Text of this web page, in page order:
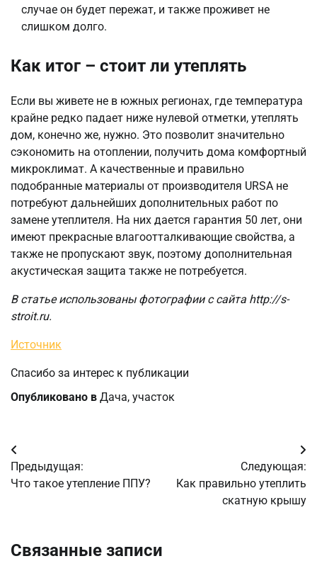
случае он будет пережат, и также проживет не
слишком долго.
Как итог – стоит ли утеплять
Если вы живете не в южных регионах, где температура
крайне редко падает ниже нулевой отметки, утеплять
дом, конечно же, нужно. Это позволит значительно
сэкономить на отоплении, получить дома комфортный
микроклимат. А качественные и правильно
подобранные материалы от производителя URSA не
потребуют дальнейших дополнительных работ по
замене утеплителя. На них дается гарантия 50 лет, они
имеют прекрасные влагоотталкивающие свойства, а
также не пропускают звук, поэтому дополнительная
акустическая защита также не потребуется.
В статье использованы фотографии с сайта http://s-
stroit.ru.
Источник
Спасибо за интерес к публикации
Опубликовано в Дача, участок
Навигация
по
Предыдущая:
Что такое утепление ППУ?
Следующая:
Как правильно утеплить
скатную крышу
Связанные записи